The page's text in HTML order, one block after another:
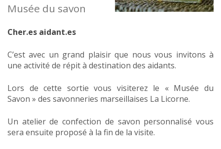
Musée du savon
Cher.es aidant.es
C’est avec un grand plaisir que nous vous invitons à
une activité de répit à destination des aidants.
Lors de cette sortie vous visiterez le « Musée du
Savon » des savonneries marseillaises La Licorne.
Un atelier de confection de savon personnalisé vous
sera ensuite proposé à la fin de la visite.